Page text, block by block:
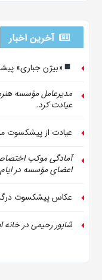
آخرین اخبار
«بیژن جباری»
مدیرعامل مؤسسه
عیادت کرد.
عیادت از پیشکسوت
آمادگی موکب
اعضای مؤسسه در
عکاس پیشکسوت
شاپور رحیمی در خانه